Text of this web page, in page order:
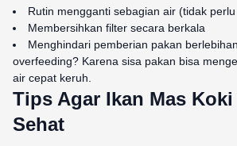
Rutin mengganti sebagian air (tidak
Membersihkan filter secara berkala
Menghindari pemberian pakan
overfeeding? Karena sisa pakan bisa
air cepat keruh.
Tips Agar Ikan Mas Koki
Sehat